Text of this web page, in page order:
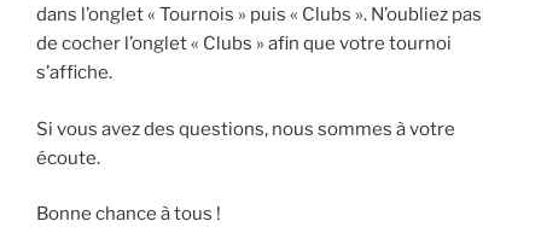
dans l’onglet « Tournois » puis « Clubs ». N’oubliez pas
de cocher l’onglet « Clubs » afin que votre tournoi
s’affiche.
Si vous avez des questions, nous sommes à votre
écoute.
Bonne chance à tous !